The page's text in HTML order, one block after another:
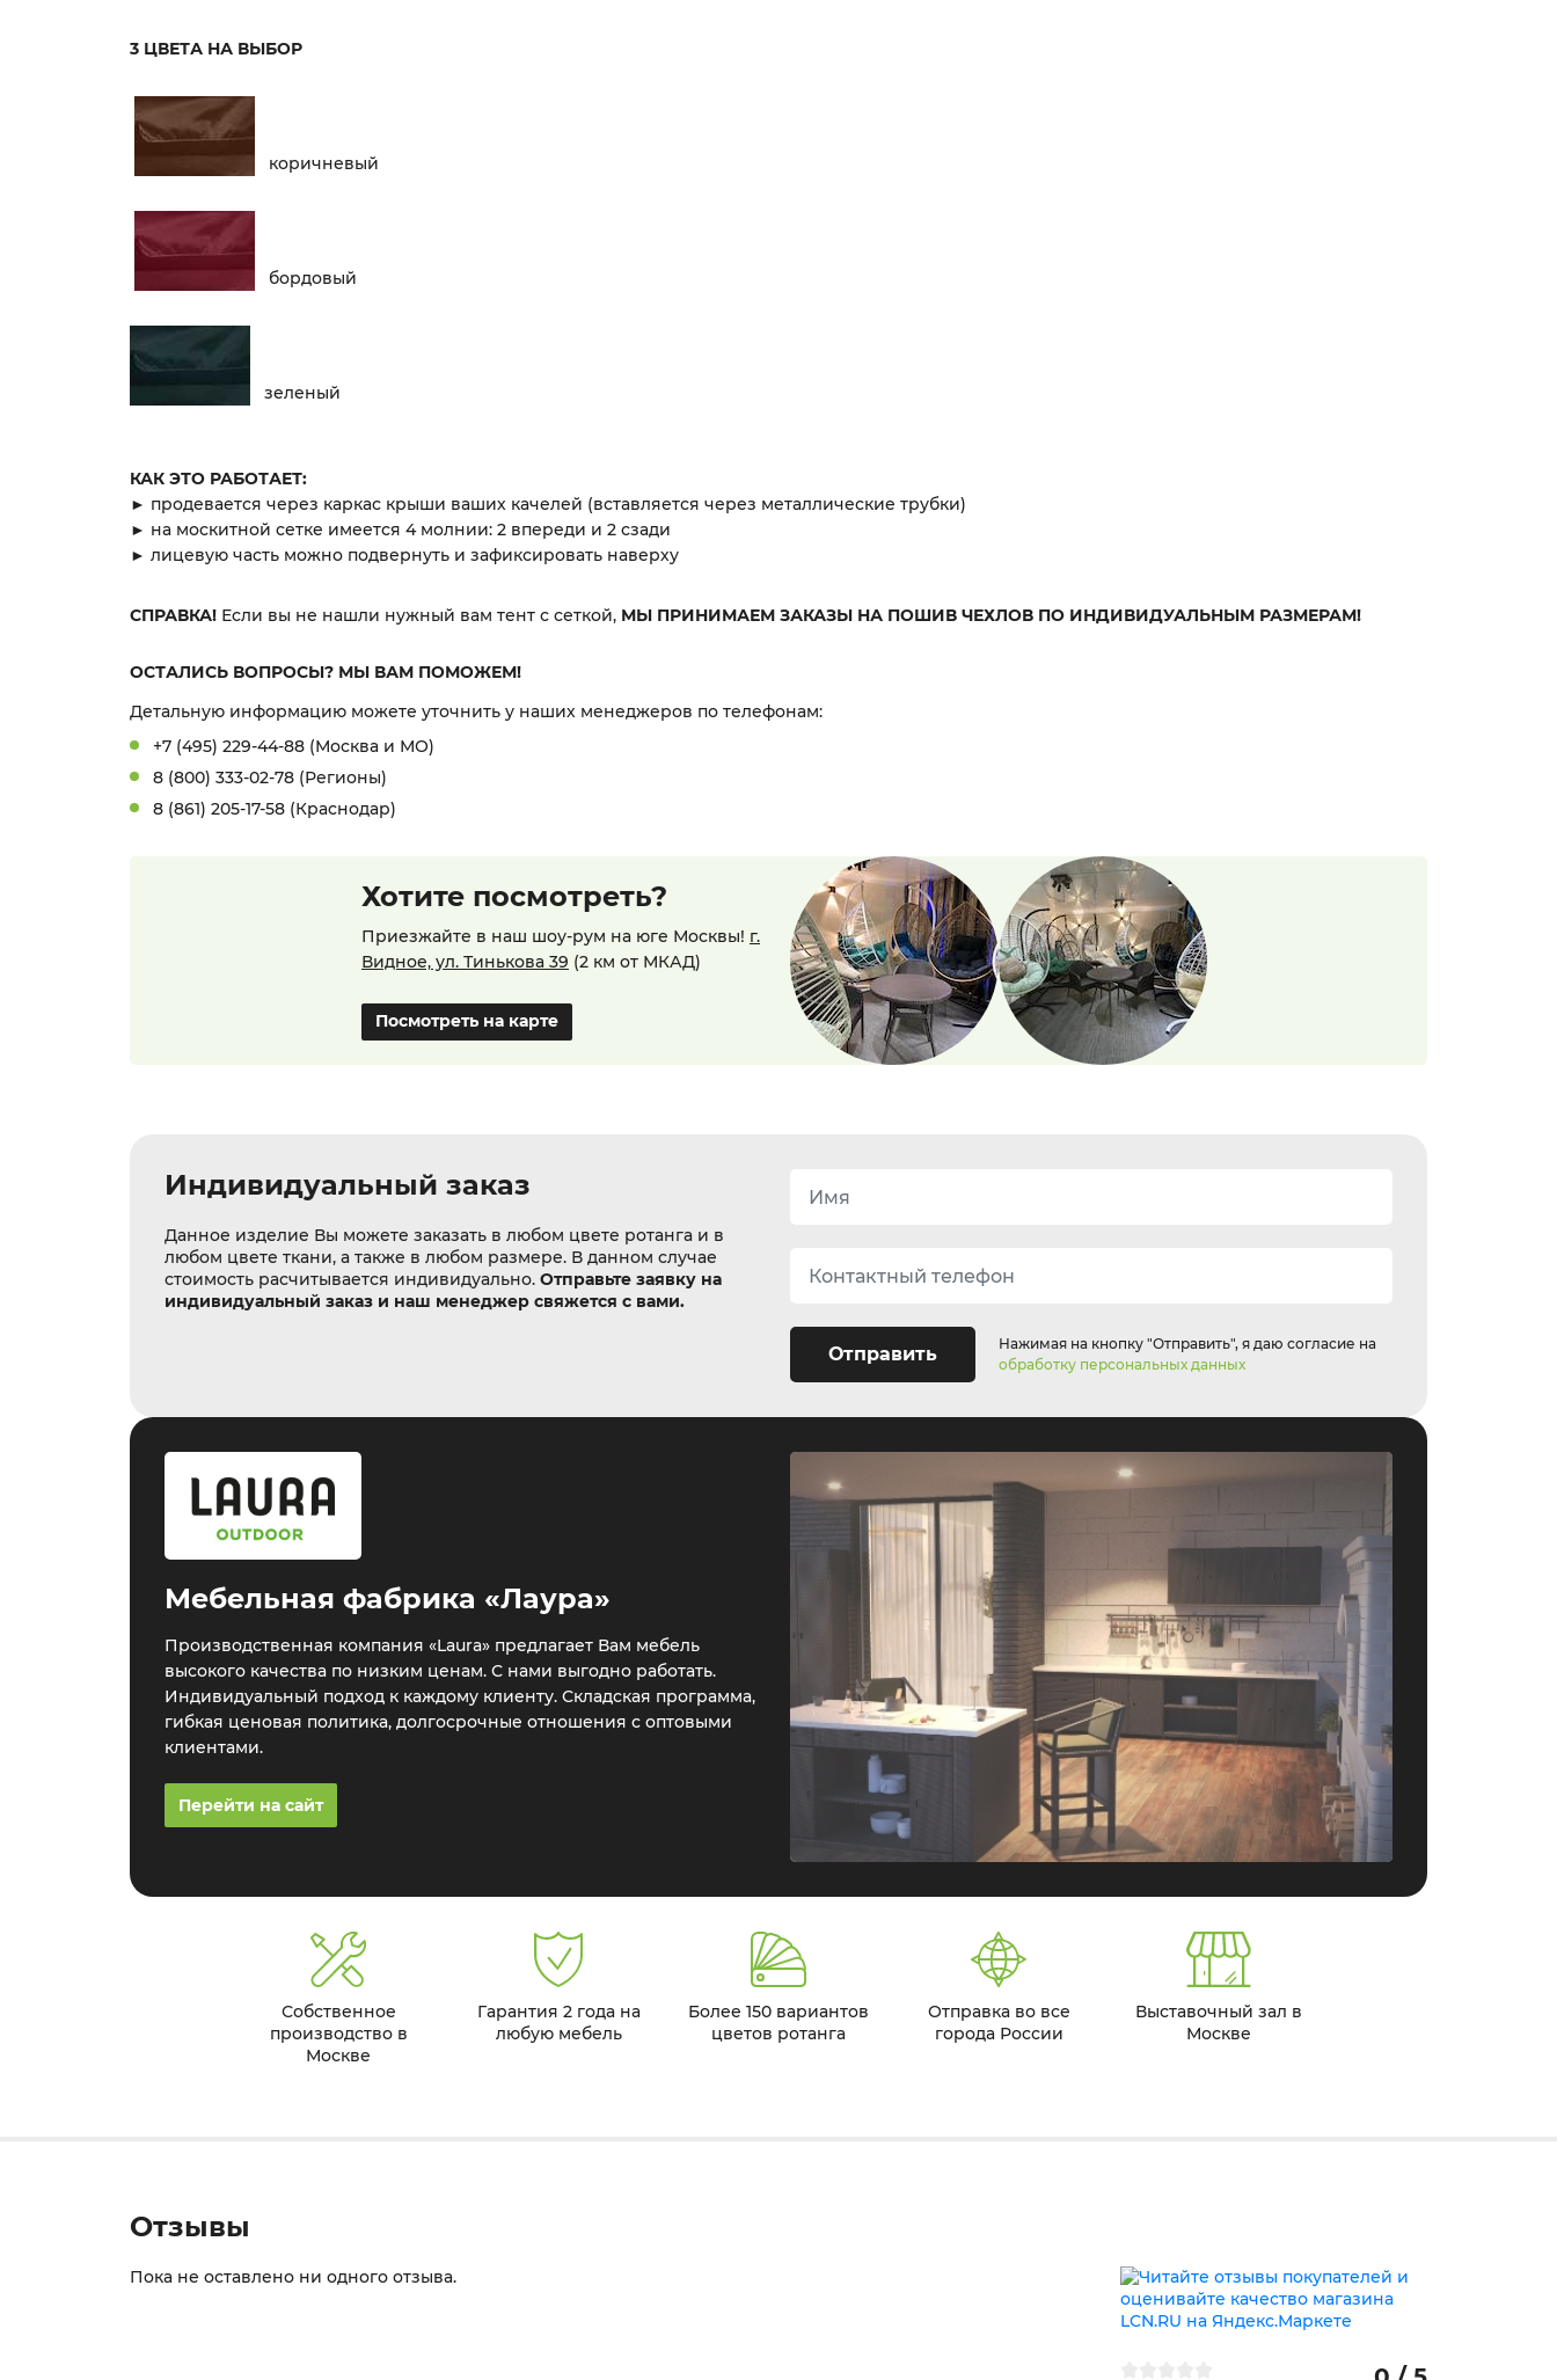
3 ЦВЕТА НА ВЫБОР
коричневый
бордовый
зеленый
КАК ЭТО РАБОТАЕТ:
► продевается через каркас крыши ваших качелей (вставляется через металлические трубки)
► на москитной сетке имеется 4 молнии: 2 впереди и 2 сзади
► лицевую часть можно подвернуть и зафиксировать наверху
СПРАВКА! Если вы не нашли нужный вам тент с сеткой, МЫ ПРИНИМАЕМ ЗАКАЗЫ НА ПОШИВ ЧЕХЛОВ ПО ИНДИВИДУАЛЬНЫМ РАЗМЕРАМ!
ОСТАЛИСЬ ВОПРОСЫ? МЫ ВАМ ПОМОЖЕМ!
Детальную информацию можете уточнить у наших менеджеров по телефонам:
+7 (495) 229-44-88 (Москва и МО)
8 (800) 333-02-78 (Регионы)
8 (861) 205-17-58 (Краснодар)
Хотите посмотреть?
Приезжайте в наш шоу-рум на юге Москвы! г.
Видное, ул. Тинькова 39 (2 км от МКАД)
Посмотреть на карте
Индивидуальный заказ
Данное изделие Вы можете заказать в любом цвете ротанга и в
любом цвете ткани, а также в любом размере. В данном случае
стоимость расчитывается индивидуально. Отправьте заявку на
индивидуальный заказ и наш менеджер свяжется с вами.
Отправить
Нажимая на кнопку "Отправить", я даю согласие на
обработку персональных данных
Мебельная фабрика «Лаура»
Производственная компания «Laura» предлагает Вам мебель
высокого качества по низким ценам. С нами выгодно работать.
Индивидуальный подход к каждому клиенту. Складская программа,
гибкая ценовая политика, долгосрочные отношения с оптовыми
клиентами.
Перейти на сайт
Собственное
производство в
Москве
Гарантия 2 года на
любую мебель
Более 150 вариантов
цветов ротанга
Отправка во все
города России
Выставочный зал в
Москве
Отзывы
Пока не оставлено ни одного отзыва.